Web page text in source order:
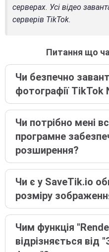
серверах. Усі відео
серверів TikTok.
Питання що
Чи безпечно
фотографії TikTok
Чи потрібно мені
програмне
розширення?
Чи є у SaveTik.io
розміру
Чим функція
відрізняється від